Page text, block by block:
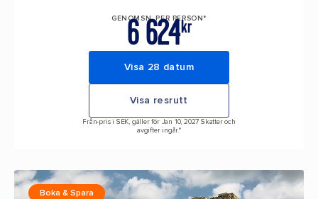
GENOMSN. PER PERSON*
kr
6 624
Visa 28 datum
Visa resrutt
Från-pris i SEK, gäller för Jan 10, 2027 Skatter och
avgifter ingår.*
Boka & Spara